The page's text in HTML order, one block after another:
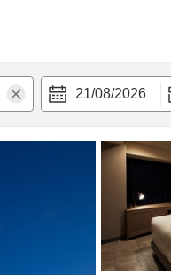
21/08/2026
nghi